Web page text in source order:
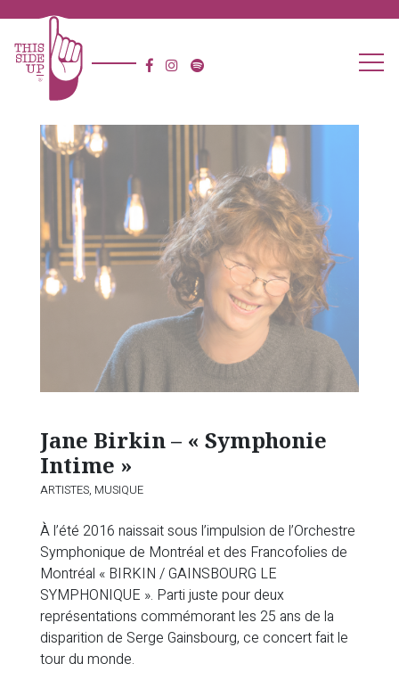
Jane Birkin – « Symphonie
Intime »
ARTISTES, MUSIQUE
À l’été 2016 naissait sous l’impulsion de l’Orchestre
Symphonique de Montréal et des Francofolies de
Montréal « BIRKIN / GAINSBOURG LE
SYMPHONIQUE ». Parti juste pour deux
représentations commémorant les 25 ans de la
disparition de Serge Gainsbourg, ce concert fait le
tour du monde.